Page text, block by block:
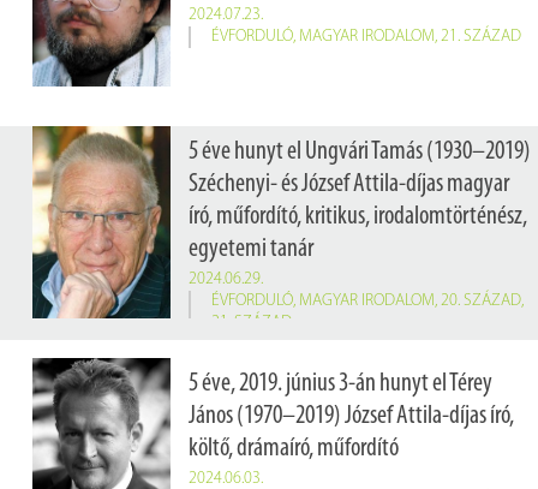
2024.07.23.
ÉVFORDULÓ, MAGYAR IRODALOM, 21. SZÁZAD
5 éve hunyt el Ungvári Tamás (1930–2019)
Széchenyi- és József Attila-díjas magyar
író, műfordító, kritikus, irodalomtörténész,
egyetemi tanár
2024.06.29.
ÉVFORDULÓ, MAGYAR IRODALOM, 20. SZÁZAD,
21. SZÁZAD
5 éve, 2019. június 3-án hunyt el Térey
János (1970–2019) József Attila-díjas író,
költő, drámaíró, műfordító
2024.06.03.